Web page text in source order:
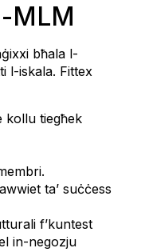
MLM
bħala l-
l-iskala. Fittex
kollu tiegħek
ta’ suċċess
f’kuntest
in-negozju